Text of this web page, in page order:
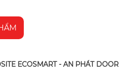
ECOSMART - AN PHÁT DOOR